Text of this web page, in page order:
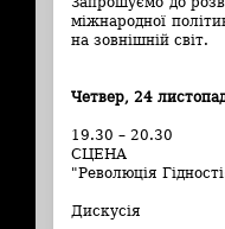
міжнародної
на зовнішній світ.
Четвер, 24
19.30 – 20.30
СЦЕНА
"Революція
Дискусія